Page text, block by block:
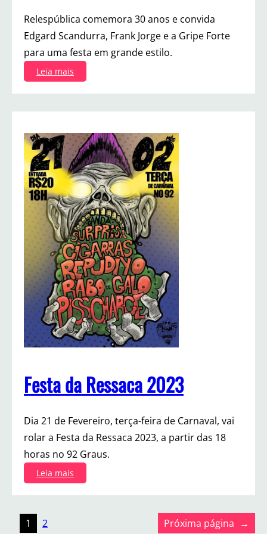
a
l
Relespública comemora 30 anos e convida
Edgard Scandurra, Frank Jorge e a Gripe Forte
para uma festa em grande estilo.
Leia mais
R
e
s
p
ú
b
l
i
c
a
c
o
n
v
i
d
a
E
d
g
d
S
a
n
u
r
a
Festa da Ressaca 2023
Dia 21 de Fevereiro, terça-feira de Carnaval, vai
rolar a Festa da Ressaca 2023, a partir das 18
horas no 92 Graus.
Leia mais
F
e
1 2 Próxima página →